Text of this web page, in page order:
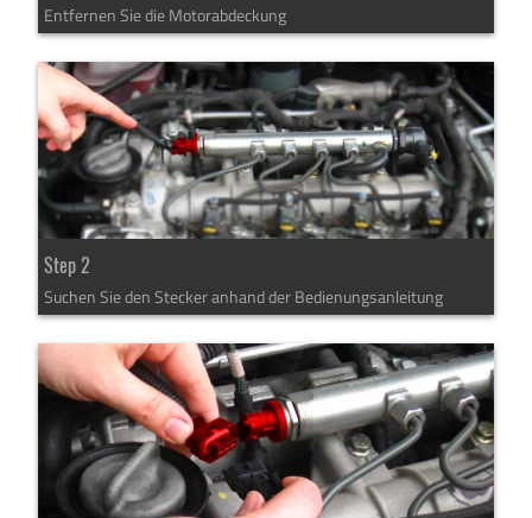
Entfernen Sie die Motorabdeckung
Step 2
Suchen Sie den Stecker anhand der Bedienungsanleitung